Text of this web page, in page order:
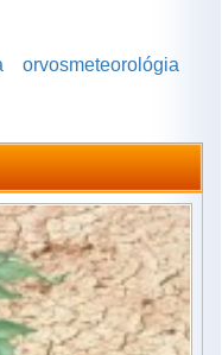
orvosmeteorológia